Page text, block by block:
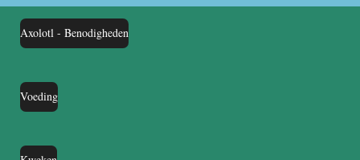
Axolotl - Benodigheden
Voeding